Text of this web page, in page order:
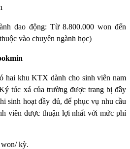
dao động: Từ 8.800.000 won đến
vào chuyên ngành học)
hai khu KTX dành cho sinh viên nam
túc xá của trường được trang bị đầy
sinh hoạt đầy đủ, để phục vụ nhu cầu
viên được thuận lợi nhất với mức phí
kỳ.